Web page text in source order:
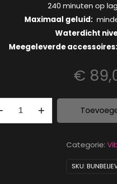
240 minuten op
Maximaal geluid:
Waterdicht
Meegeleverde accessoires:
€
SKU:
Categorie: